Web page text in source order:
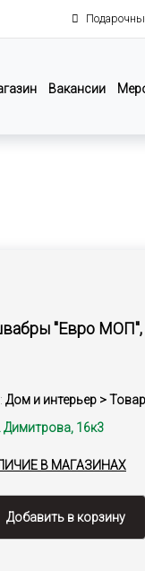
Вакансии
"Евро МОП",
Дом и интерьер >
Димитрова, 16к3
В МАГАЗИНАХ
Добавить в корзину